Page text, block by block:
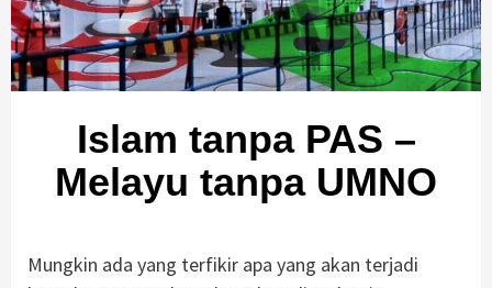
Islam tanpa PAS –
Melayu tanpa UMNO
Mungkin ada yang terfikir apa yang akan terjadi